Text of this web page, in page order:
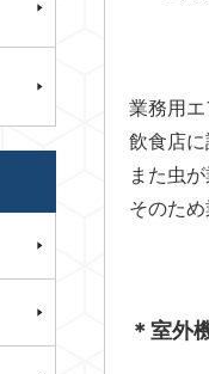
業務用
飲食店
また虫
そのた
＊室外